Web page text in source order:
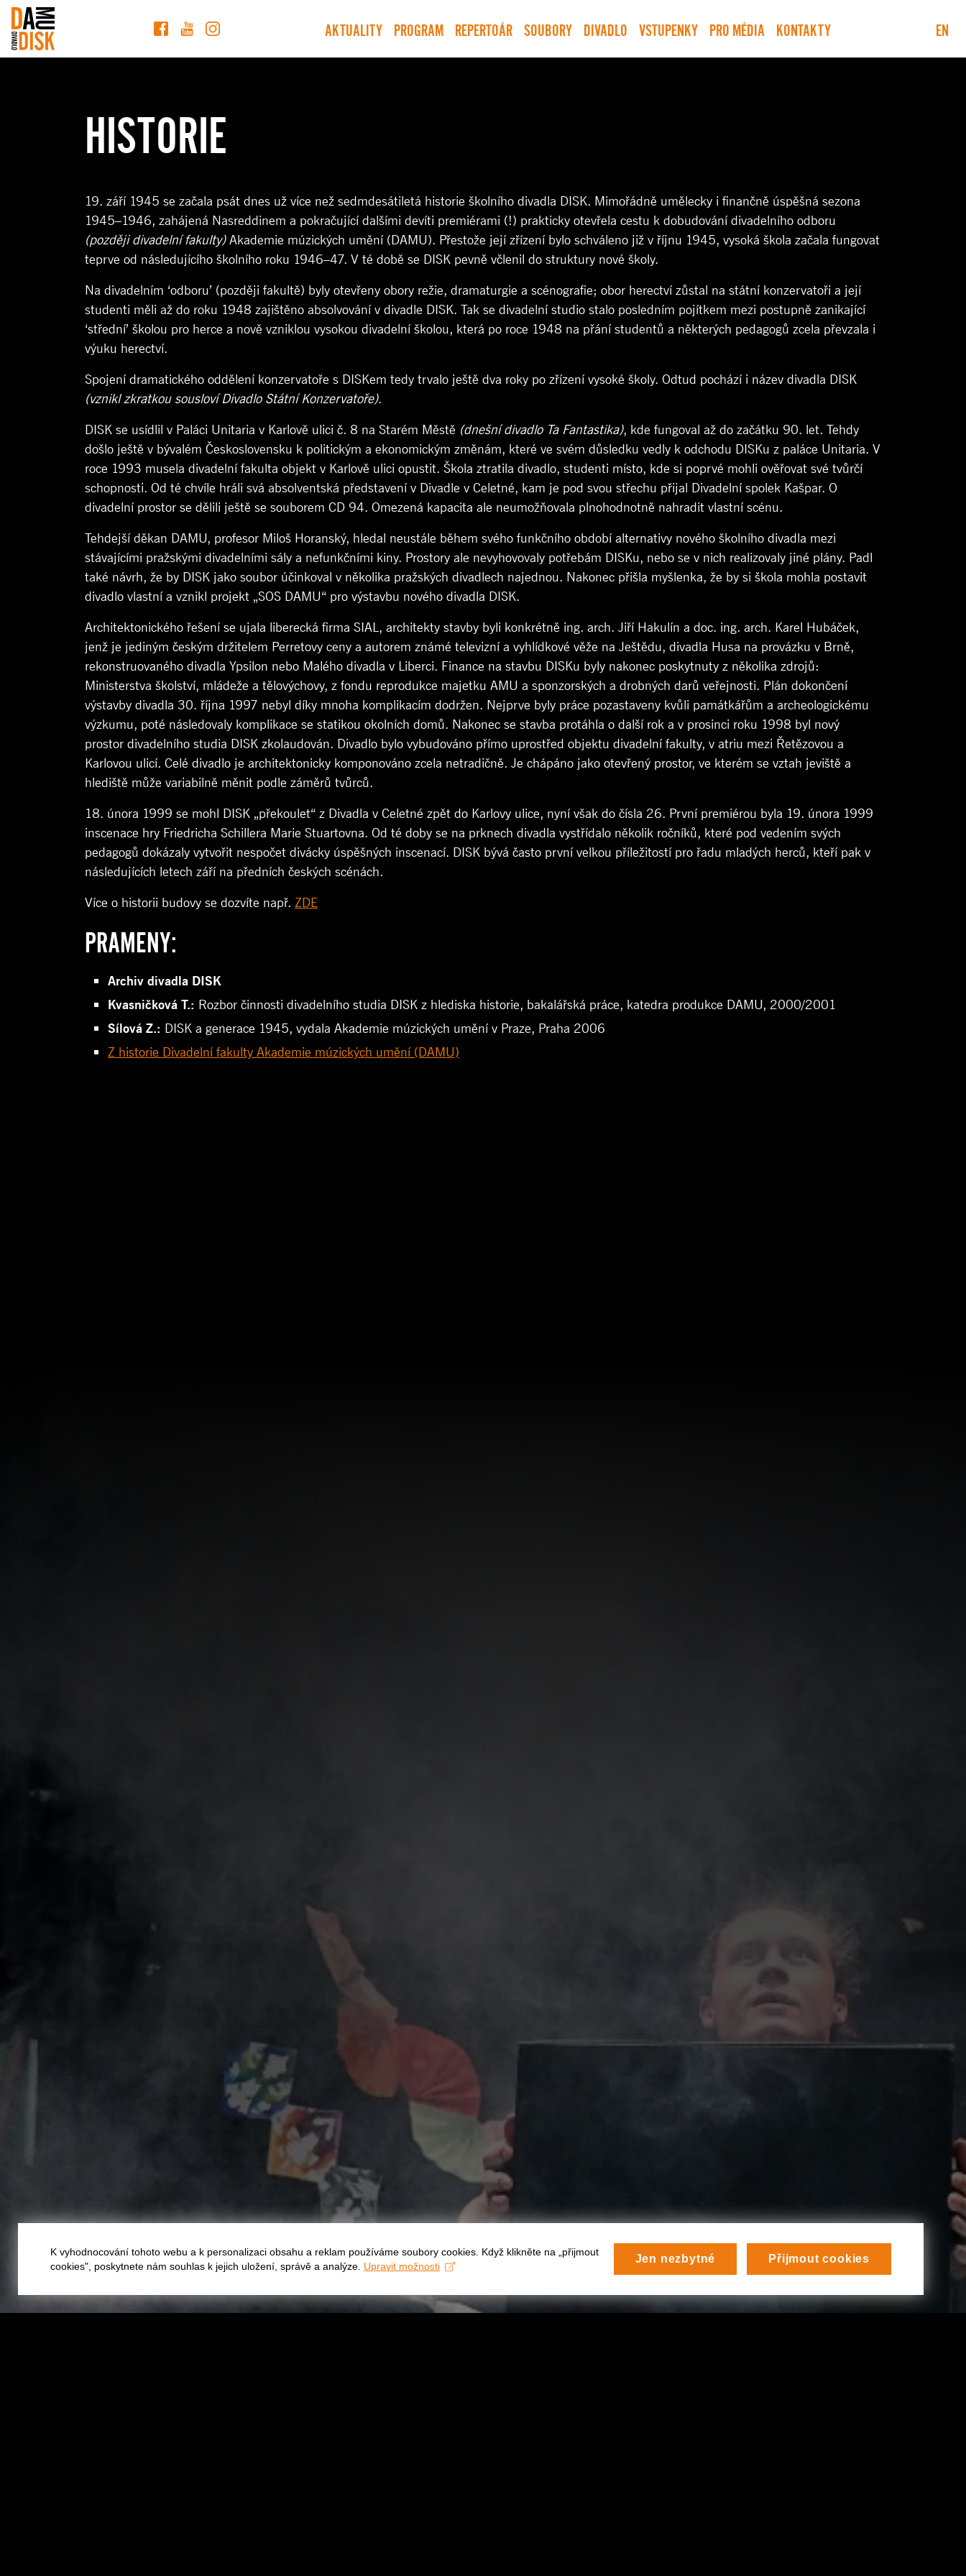
AKTUALITY PROGRAM REPERTOÁR SOUBORY DIVADLO VSTUPENKY PRO MÉDIA KONTAKTY EN
HISTORIE
19. září 1945 se začala psát dnes už více než sedmdesátiletá historie školního divadla DISK. Mimořádně umělecky i finančně úspěšná sezona
1945–1946, zahájená Nasreddinem a pokračující dalšími devíti premiérami (!) prakticky otevřela cestu k dobudování divadelního odboru
(později divadelní fakulty)Akademie múzických umění (DAMU). Přestože její zřízení bylo schváleno již v říjnu 1945, vysoká škola začala fungovat
teprve od následujícího školního roku 1946–47. V té době se DISK pevně včlenil do struktury nové školy.
Na divadelním ‘odboru’ (později fakultě) byly otevřeny obory režie, dramaturgie a scénografie; obor herectví zůstal na státní konzervatoři a její
studenti měli až do roku 1948 zajištěno absolvování v divadle DISK. Tak se divadelní studio stalo posledním pojítkem mezi postupně zanikající
‘střední’ školou pro herce a nově vzniklou vysokou divadelní školou, která po roce 1948 na přání studentů a některých pedagogů zcela převzala i
výuku herectví.
Spojení dramatického oddělení konzervatoře s DISKem tedy trvalo ještě dva roky po zřízení vysoké školy. Odtud pochází i název divadla DISK
(vznikl zkratkou sousloví Divadlo Státní Konzervatoře).
DISK se usídlil v Paláci Unitaria v Karlově ulici č. 8 na Starém Městě (dnešní divadlo Ta Fantastika), kde fungoval až do začátku 90. let. Tehdy
došlo ještě v bývalém Československu k politickým a ekonomickým změnám, které ve svém důsledku vedly k odchodu DISKu z paláce Unitaria. V
roce 1993 musela divadelní fakulta objekt v Karlově ulici opustit. Škola ztratila divadlo, studenti místo, kde si poprvé mohli ověřovat své tvůrčí
schopnosti. Od té chvíle hráli svá absolventská představení v Divadle v Celetné, kam je pod svou střechu přijal Divadelní spolek Kašpar. O
divadelní prostor se dělili ještě se souborem CD 94. Omezená kapacita ale neumožňovala plnohodnotně nahradit vlastní scénu.
Tehdejší děkan DAMU, profesor Miloš Horanský, hledal neustále během svého funkčního období alternativy nového školního divadla mezi
stávajícími pražskými divadelními sály a nefunkčními kiny. Prostory ale nevyhovovaly potřebám DISKu, nebo se v nich realizovaly jiné plány. Padl
také návrh, že by DISK jako soubor účinkoval v několika pražských divadlech najednou. Nakonec přišla myšlenka, že by si škola mohla postavit
divadlo vlastní a vznikl projekt „SOS DAMU“ pro výstavbu nového divadla DISK.
Architektonického řešení se ujala liberecká firma SIAL, architekty stavby byli konkrétně ing. arch. Jiří Hakulín a doc. ing. arch. Karel Hubáček,
jenž je jediným českým držitelem Perretovy ceny a autorem známé televizní a vyhlídkové věže na Ještědu, divadla Husa na provázku v Brně,
rekonstruovaného divadla Ypsilon nebo Malého divadla v Liberci. Finance na stavbu DISKu byly nakonec poskytnuty z několika zdrojů:
Ministerstva školství, mládeže a tělovýchovy, z fondu reprodukce majetku AMU a sponzorských a drobných darů veřejnosti. Plán dokončení
výstavby divadla 30. října 1997 nebyl díky mnoha komplikacím dodržen. Nejprve byly práce pozastaveny kvůli památkářům a archeologickému
výzkumu, poté následovaly komplikace se statikou okolních domů. Nakonec se stavba protáhla o další rok a v prosinci roku 1998 byl nový
prostor divadelního studia DISK zkolaudován. Divadlo bylo vybudováno přímo uprostřed objektu divadelní fakulty, v atriu mezi Řetězovou a
Karlovou ulicí. Celé divadlo je architektonicky komponováno zcela netradičně. Je chápáno jako otevřený prostor, ve kterém se vztah jeviště a
hlediště může variabilně měnit podle záměrů tvůrců.
18. února 1999 se mohl DISK „překoulet“ z Divadla v Celetné zpět do Karlovy ulice, nyní však do čísla 26. První premiérou byla 19. února 1999
inscenace hry Friedricha Schillera Marie Stuartovna. Od té doby se na prknech divadla vystřídalo několik ročníků, které pod vedením svých
pedagogů dokázaly vytvořit nespočet divácky úspěšných inscenací. DISK bývá často první velkou příležitostí pro řadu mladých herců, kteří pak v
následujících letech září na předních českých scénách.
Více o historii budovy se dozvíte např. ZDE
PRAMENY:
Archiv divadla DISK
Kvasničková T.: Rozbor činnosti divadelního studia DISK z hlediska historie, bakalářská práce, katedra produkce DAMU, 2000/2001
Sílová Z.: DISK a generace 1945, vydala Akademie múzických umění v Praze, Praha 2006
Z historie Divadelní fakulty Akademie múzických umění (DAMU)
K vyhodnocování tohoto webu a k personalizaci obsahu a reklam používáme soubory cookies. Když klikněte na „přijmout
cookies", poskytnete nám souhlas k jejich uložení, správě a analýze. Upravit možnosti
Jen nezbytné Přijmout cookies